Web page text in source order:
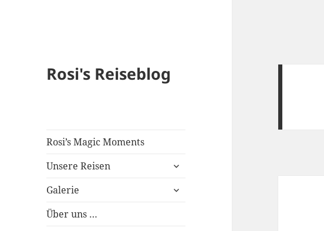
Rosi's Reiseblog
Rosi’s Magic Moments
Unsere Reisen
expand
menu
Galerie
expand
Über uns …